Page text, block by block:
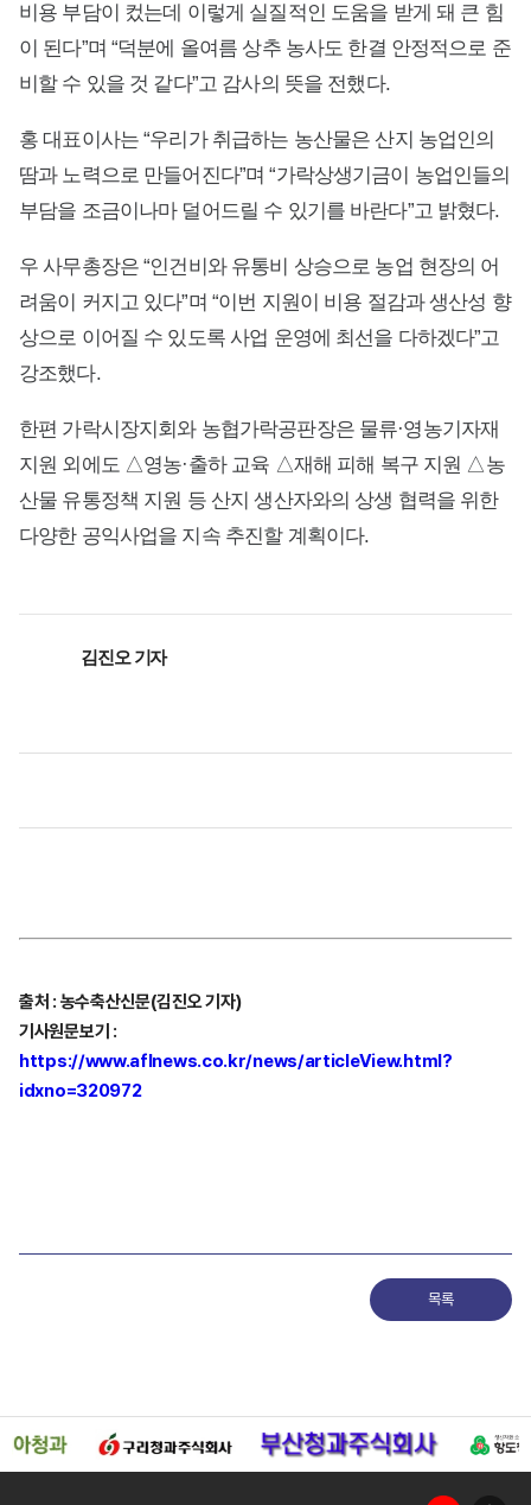
비용 부담이 컸는데 이렇게 실질적인 도움을 받게 돼 큰 힘
이 된다”며 “덕분에 올여름 상추 농사도 한결 안정적으로 준
비할 수 있을 것 같다”고 감사의 뜻을 전했다.
홍 대표이사는 “우리가 취급하는 농산물은 산지 농업인의
땀과 노력으로 만들어진다”며 “가락상생기금이 농업인들의
부담을 조금이나마 덜어드릴 수 있기를 바란다”고 밝혔다.
우 사무총장은 “인건비와 유통비 상승으로 농업 현장의 어
려움이 커지고 있다”며 “이번 지원이 비용 절감과 생산성 향
상으로 이어질 수 있도록 사업 운영에 최선을 다하겠다”고
강조했다.
한편 가락시장지회와 농협가락공판장은 물류·영농기자재
지원 외에도 △영농·출하 교육 △재해 피해 복구 지원 △농
산물 유통정책 지원 등 산지 생산자와의 상생 협력을 위한
다양한 공익사업을 지속 추진할 계획이다.
김진오 기자
출처 : 농수축산신문(김진오 기자)
기사원문보기 :
https://www.aflnews.co.kr/news/articleView.html?
idxno=320972
목록